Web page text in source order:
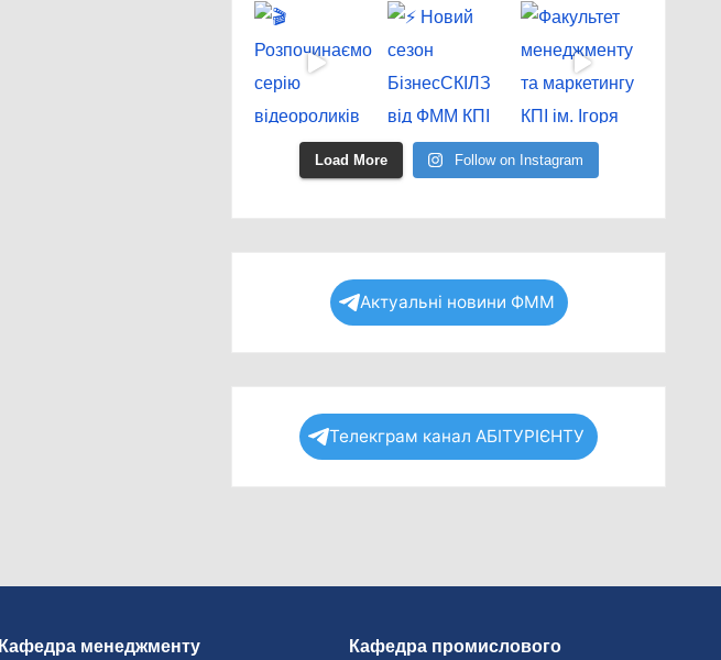
Load More Follow on Instagram
Актуальні новини ФММ
Телекграм канал АБІТУРІЄНТУ
Кафедра менеджменту Кафедра промислового